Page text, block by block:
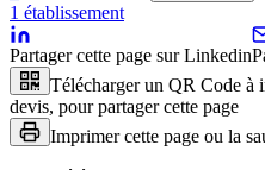
1 établissement
Partager cette page sur Linkedin
Télécharger un QR Code à
devis, pour partager cette page
Imprimer cette page ou la